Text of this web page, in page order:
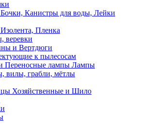
Канистры для воды, Лейки
Пленка
веревки
и Вертдюги
к пылесосам
Переносные лампы Лампы
вилы, грабли, мётлы
Хозяйственные и Шило